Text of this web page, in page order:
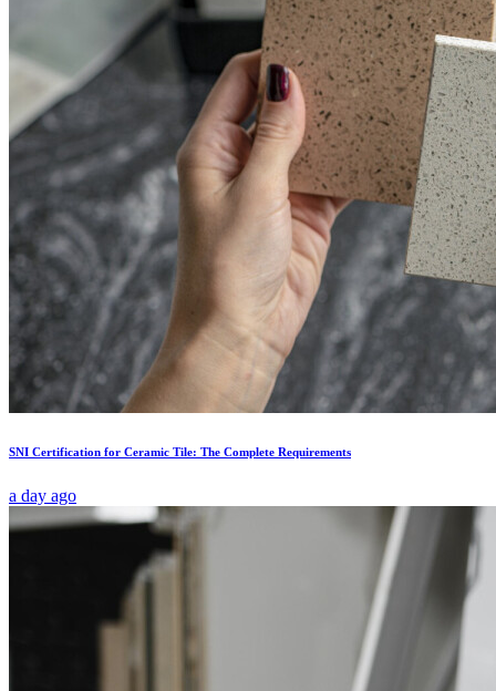
SNI Certification for Ceramic Tile: The Complete Requirements
a day ago